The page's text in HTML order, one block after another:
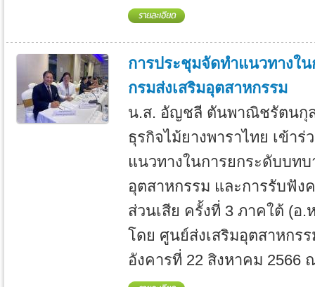
การประชุมจัดทำแนวทางใ
กรมส่งเสริมอุตสาหกรรม
น.ส. อัญชลี ตันพาณิชรัตนกุ
ธุรกิจไม้ยางพาราไทย เข้า
แนวทางในการยกระดับบทบ
อุตสาหกรรม และการรับฟัง
ส่วนเสีย ครั้งที่ 3 ภาคใต้ (อ
โดย ศูนย์ส่งเสริมอุตสาหกร
อังคารที่ 22 สิงหาคม 2566